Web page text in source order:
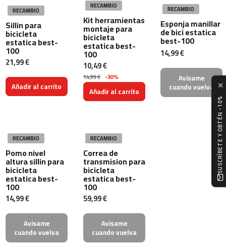
m
c
-
0
2
0
m
c
-
1
6
0
m
c
RECAMBIO
Sillin para
bicicleta
estatica best-
100
21,99 €
Añadir al carrito
RECAMBIO
Kit herramientas
montaje para
bicicleta
estatica best-
100
10,49 €
14,99 € -30%
Añadir al carrito
RECAMBIO
Esponja manillar
de bici estatica
best-100
14,99 €
Avisame
cuando vuelva
RECAMBIO
Pomo nivel
altura sillin para
bicicleta
estatica best-
100
14,99 €
Avisame
cuando vuelva
RECAMBIO
Correa de
transmision para
bicicleta
estatica best-
100
59,99 €
Avisame
cuando vuelva
✕
SUSCRÍBETE Y OBTÉN -10%